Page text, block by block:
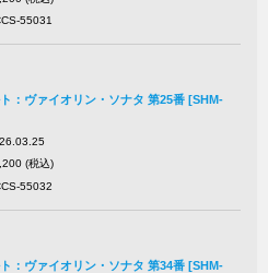
55031
：ヴァイオリン・ソナタ 第25番 [SHM-
(税込)
55032
：ヴァイオリン・ソナタ 第34番 [SHM-